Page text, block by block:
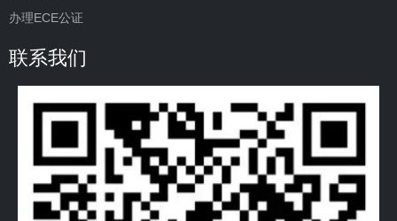
办理ECE公证
联系我们